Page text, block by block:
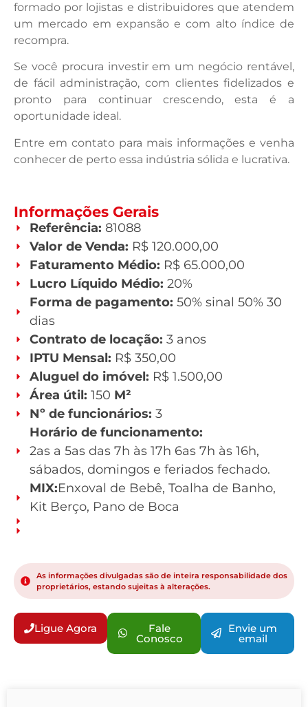
formado por lojistas e distribuidores que atendem
um mercado em expansão e com alto índice de
recompra.
Se você procura investir em um negócio rentável,
de fácil administração, com clientes fidelizados e
pronto para continuar crescendo, esta é a
oportunidade ideal.
Entre em contato para mais informações e venha
conhecer de perto essa indústria sólida e lucrativa.
Informações Gerais
Referência: 81088
Valor de Venda: R$ 120.000,00
Faturamento Médio: R$ 65.000,00
Lucro Líquido Médio: 20%
Forma de pagamento: 50% sinal 50% 30
dias
Contrato de locação: 3 anos
IPTU Mensal: R$ 350,00
Aluguel do imóvel: R$ 1.500,00
Área útil: 150 M²
Nº de funcionários: 3
Horário de funcionamento:
2as a 5as das 7h às 17h 6as 7h às 16h,
sábados, domingos e feriados fechado.
MIX:Enxoval de Bebê, Toalha de Banho,
Kit Berço, Pano de Boca
As informações divulgadas são de inteira responsabilidade dos
proprietários, estando sujeitas à alterações.
Ligue Agora Fale
Conosco
Envie um
email